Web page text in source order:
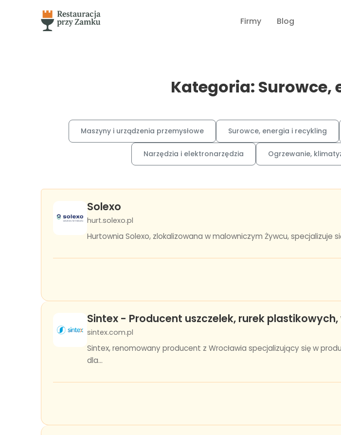
Firmy Blog
Kategoria: Surowce,
Maszyny i urządzenia przemysłowe Surowce, energia i recykling
Narzędzia i elektronarzędzia Ogrzewanie,
Solexo
hurt.solexo.pl
Hurtownia Solexo, zlokalizowana w malowniczym Żywcu, specjalizuje
Sintex - Producent uszczelek, rurek plastikowych,
sintex.com.pl
Sintex, renomowany producent z Wrocławia specjalizujący się w
dla...